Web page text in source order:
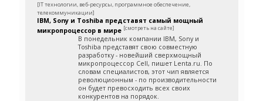
[IT технологии, веб-ресурсы, программное обеспечение,
телекоммуникации]
IBM, Sony и Toshiba представят самый мощный
микропроцессор в мире [смотреть на сайте]
В понедельник компании IBM, Sony и
Toshiba представят свою совместную
разработку - новейший сверхмощный
микропроцессор Cell, пишет Lenta.ru. По
словам специалистов, этот чип является
революционным - по производительности
он будет превосходить всех своих
конкурентов на порядок.